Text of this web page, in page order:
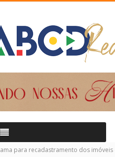
para recadastramento dos imóveis